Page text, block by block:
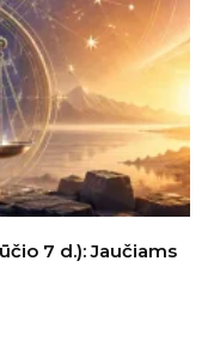
7 d.): Jaučiams